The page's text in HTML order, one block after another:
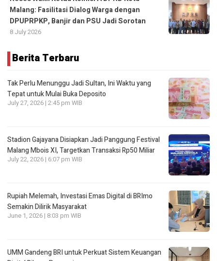
Malang: Fasilitasi Dialog Warga dengan
DPUPRPKP, Banjir dan PSU Jadi Sorotan
8 July 2026
Berita Terbaru
Tak Perlu Menunggu Jadi Sultan, Ini Waktu yang
Tepat untuk Mulai Buka Deposito
July 27, 2026 | 2:45 pm WIB
Stadion Gajayana Disiapkan Jadi Panggung Festival
Malang Mbois XI, Targetkan Transaksi Rp50 Miliar
July 22, 2026 | 6:07 pm WIB
Rupiah Melemah, Investasi Emas Digital di BRImo
Semakin Dilirik Masyarakat
June 1, 2026 | 8:03 pm WIB
UMM Gandeng BRI untuk Perkuat Sistem Keuangan